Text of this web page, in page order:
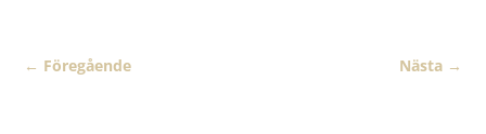
← Föregående Nästa→